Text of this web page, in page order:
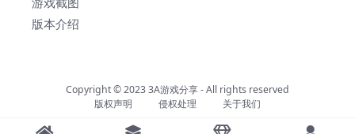
版本介绍
Copyright © 20233A游戏分享- All rights reserved
版权声明
侵权处理 关于我们